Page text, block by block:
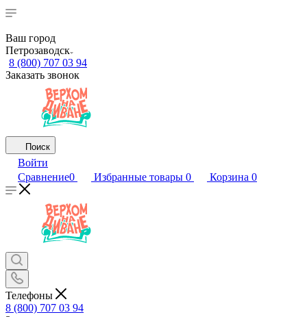
Ваш город
Петрозаводск
8 (800) 707 03 94
Заказать звонок
Поиск
Войти
Сравнение0 Избранные товары 0 Корзина 0
Телефоны
8 (800) 707 03 94